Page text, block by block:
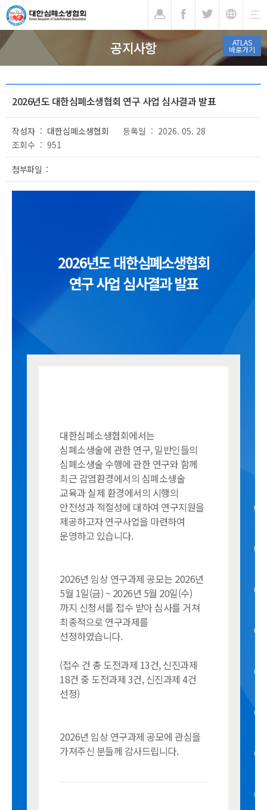
ATLAS
바로가기
공지사항
2026년도 대한심폐소생협회 연구 사업 심사결과 발표
작성자 : 대한심폐소생협회
등록일 : 2026. 05. 28
조회수 : 951
첨부파일 :
2026년도 대한심폐소생협회
연구 사업 심사결과 발표
대한심폐소생협회에서는
심폐소생술에 관한 연구, 일반인들의
심폐소생술 수행에 관한 연구와 함께
최근 감염환경에서의 심폐소생술
교육과 실제 환경에서의 시행의
안전성과 적절성에 대하여 연구지원을
제공하고자 연구사업을 마련하여
운영하고 있습니다.
2026년 임상 연구과제 공모는 2026년
5월 1일(금) ~ 2026년 5월 20일(수)
까지 신청서를 접수 받아 심사를 거쳐
최종적으로 연구과제를
선정하였습니다.
(접수 건 총 도전과제 13건, 신진과제
18건 중 도전과제 3건, 신진과제 4건
선정)
2026년 임상 연구과제 공모에 관심을
가져주신 분들께 감사드립니다.